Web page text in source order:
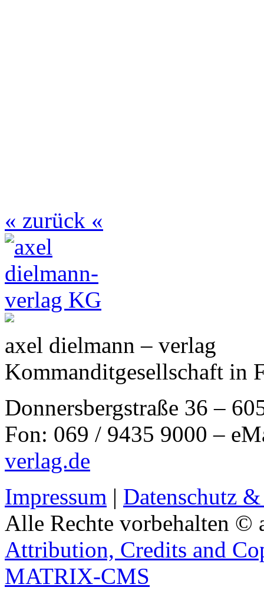
« zurück «
axel dielmann – verlag
Kommanditgesellschaft in
Donnersbergstraße 36 –
Fon: 069 / 9435 9000 –
verlag.de
Impressum | Datenschutz
Alle Rechte vorbehalten ©
Attribution, Credits and
MATRIX-CMS